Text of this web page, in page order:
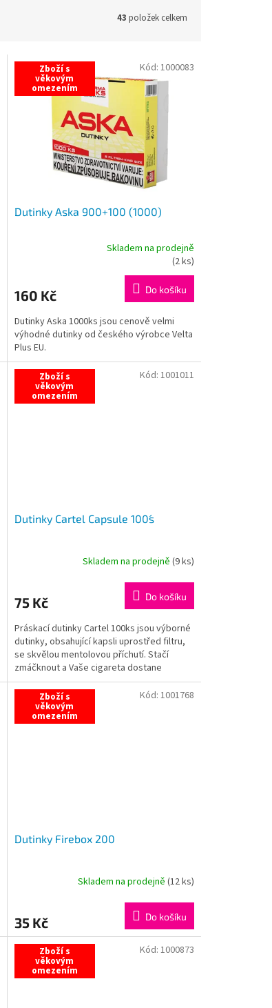
43 položek celkem
Zboží s
věkovým
omezením
Dutinky Aska 900+100 (1000)
je
z
5
hvězdiček.
Skladem na prodejně
(2 ks)
160 Kč Do košíku
Dutinky Aska 1000ks jsou cenově velmi
výhodné dutinky od českého výrobce Velta
Plus EU.
Kód: 1000083
Zboží s
věkovým
omezením
Dutinky Cartel Capsule 100´s
Skladem na prodejně (9 ks)
75 Kč Do košíku
Práskací dutinky Cartel 100ks jsou výborné
dutinky, obsahující kapsli uprostřed filtru,
se skvělou mentolovou příchutí. Stačí
zmáčknout a Vaše cigareta dostane
příjemnou...
Kód: 1001011
Zboží s
věkovým
omezením
Dutinky Firebox 200
Skladem na prodejně (12 ks)
35 Kč Do košíku
Kód: 1001768
Zboží s
věkovým
omezením
Kód: 1000873